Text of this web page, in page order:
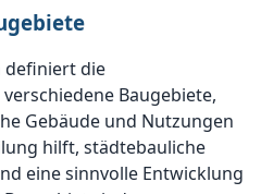
definiert die
Baugebiete,
Gebäude und Nutzungen
hilft, städtebauliche
eine sinnvolle Entwicklung